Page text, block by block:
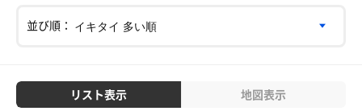
並び順：
リスト表示 地図表示